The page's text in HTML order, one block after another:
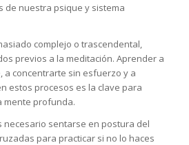
de nuestra psique y sistema
complejo o trascendental,
previos a la meditación. Aprender a
a concentrarte sin esfuerzo y a
estos procesos es la clave para
mente profunda.
necesario sentarse en postura del
para practicar si no lo haces